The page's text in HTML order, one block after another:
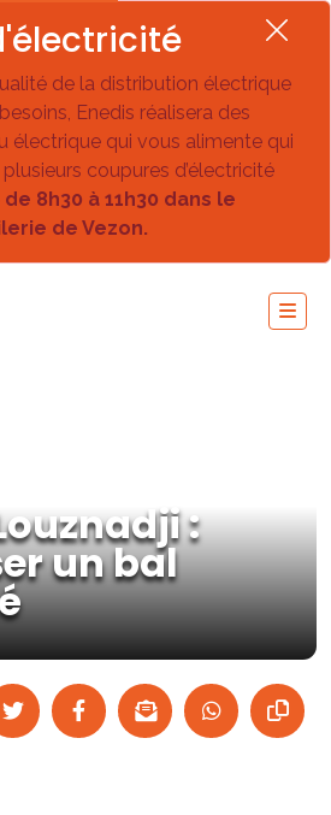
de la distribution électrique
Enedis réalisera des
électrique qui vous alimente qui
coupures d’électricité
8h30 à 11h30 dans le
de Vezon.
:
un bal